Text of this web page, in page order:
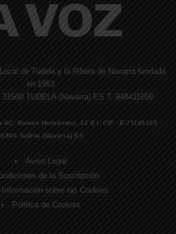
de Tudela y la Ribera de Navarra fundada
en 1953
TUDELA (Navarra) ES T. 948411059
Ramos Hernández, JJ S.I. CIF · E-71185169 ·
Tudela (Navarra) ES
Aviso Legal
de la Suscripción
Información sobre las Cookies
Política de Cookies